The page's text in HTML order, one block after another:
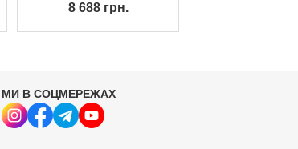
8 688 грн.
МИ В СОЦМЕРЕЖАХ